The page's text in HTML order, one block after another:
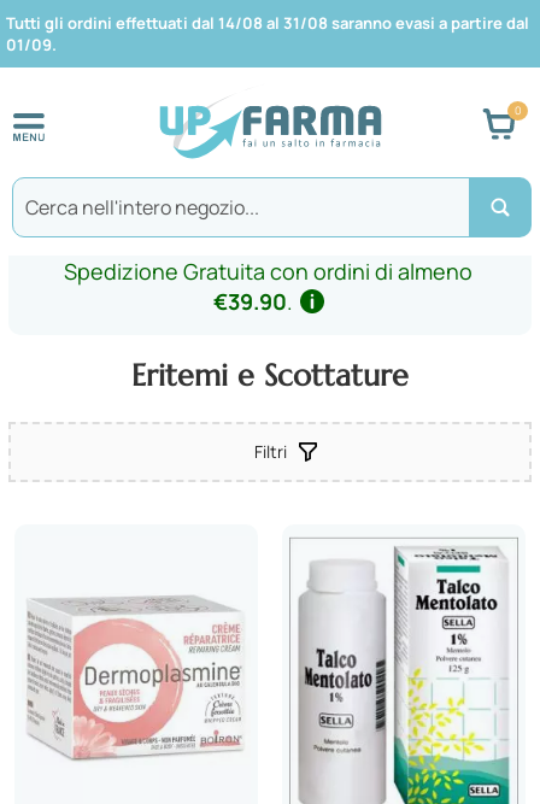
Tutti gli ordini effettuati dal 14/08 al 31/08 saranno evasi a partire dal
01/09.
Spedizione Gratuita con ordini di almeno
€39.90.
Eritemi e Scottature
Filtri